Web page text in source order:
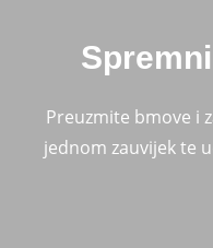
Preuzmite bmove i
jednom zauvijek te